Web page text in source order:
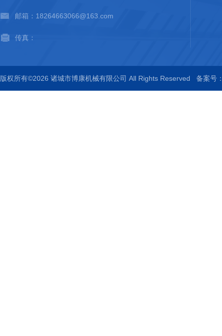
邮箱：18264663066@163.com
传真：
版权所有©2026 诸城市博康机械有限公司 All Rights Reserved 备案号